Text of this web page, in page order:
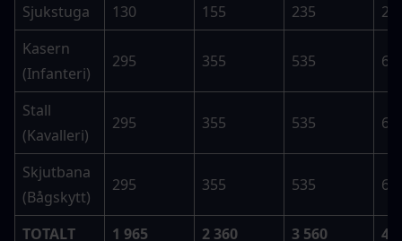
Sjukstuga 130 155 235
Kasern
(Infanteri)
295 355 535
Stall
(Kavalleri)
295 355 535
Skjutbana
(Bågskytt)
295 355 535
TOTALT 1 965 2 360 3 560 4